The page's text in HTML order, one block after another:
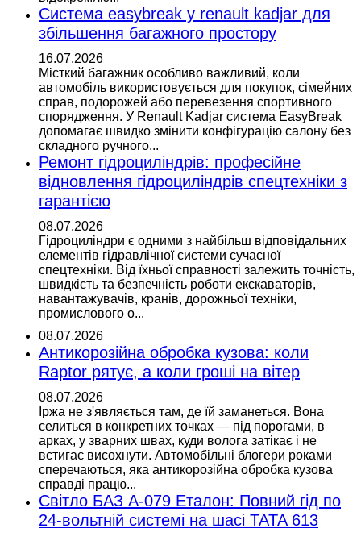
Система easybreak у renault kadjar для
збільшення багажного простору
16.07.2026
Місткий багажник особливо важливий, коли
автомобіль використовується для покупок, сімейних
справ, подорожей або перевезення спортивного
спорядження. У Renault Kadjar система EasyBreak
допомагає швидко змінити конфігурацію салону без
складного ручного...
Ремонт гідроциліндрів: професійне
відновлення гідроциліндрів спецтехніки з
гарантією
08.07.2026
Гідроциліндри є одними з найбільш відповідальних
елементів гідравлічної системи сучасної
спецтехніки. Від їхньої справності залежить точність,
швидкість та безпечність роботи екскаваторів,
навантажувачів, кранів, дорожньої техніки,
промислового о...
08.07.2026
Антикорозійна обробка кузова: коли
Raptor рятує, а коли гроші на вітер
08.07.2026
Іржа не з'являється там, де їй заманеться. Вона
селиться в конкретних точках — під порогами, в
арках, у зварних швах, куди волога затікає і не
встигає висохнути. Автомобільні блогери роками
сперечаються, яка антикорозійна обробка кузова
справді працю...
Світло БАЗ А-079 Еталон: Повний гід по
24-вольтній системі на шасі TATA 613